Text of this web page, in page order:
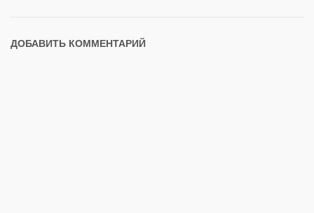
ДОБАВИТЬ КОММЕНТАРИЙ